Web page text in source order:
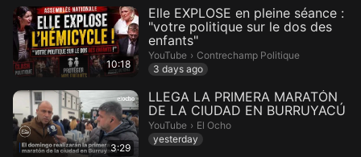
10:18
Elle EXPLOSE en pleine séance :
"votre politique sur le dos des
enfants"
YouTube › Contrechamp Politique.
Contrechamp Politique
3 days ago
3:29
LLEGA LA PRIMERA MARATÓN
DE LA CIUDAD EN BURRUYACÚ
YouTube › El Ocho.
El Ocho
yesterday